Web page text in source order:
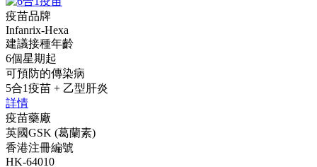
疫苗品牌
Infanrix-Hexa
建議接種年齡
6個星期起
可預防的傳染病
5合1疫苗 + 乙型肝炎
詳情
疫苗藥廠
英國GSK (葛蘭素)
香港注冊編號
HK-64010